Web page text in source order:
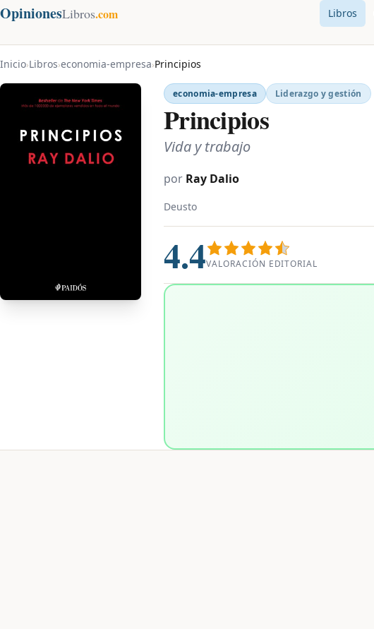
OpinionesLibros.com Libros
Inicio›Libros›economia-empresa›Principios
economia-empresa Liderazgo y gestión
Principios
Vida y trabajo
por Ray Dalio
Deusto
4.4VALORACIÓN EDITORIAL